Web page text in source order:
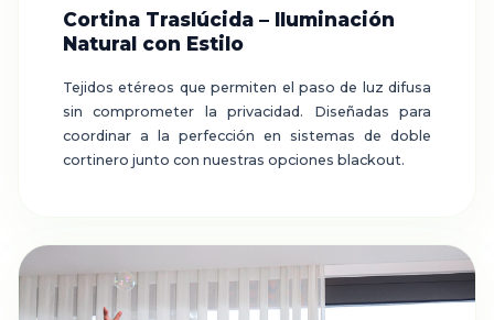
Cortina Traslúcida – Iluminación
Natural con Estilo
Tejidos etéreos que permiten el paso de luz difusa
sin comprometer la privacidad. Diseñadas para
coordinar a la perfección en sistemas de doble
cortinero junto con nuestras opciones blackout.